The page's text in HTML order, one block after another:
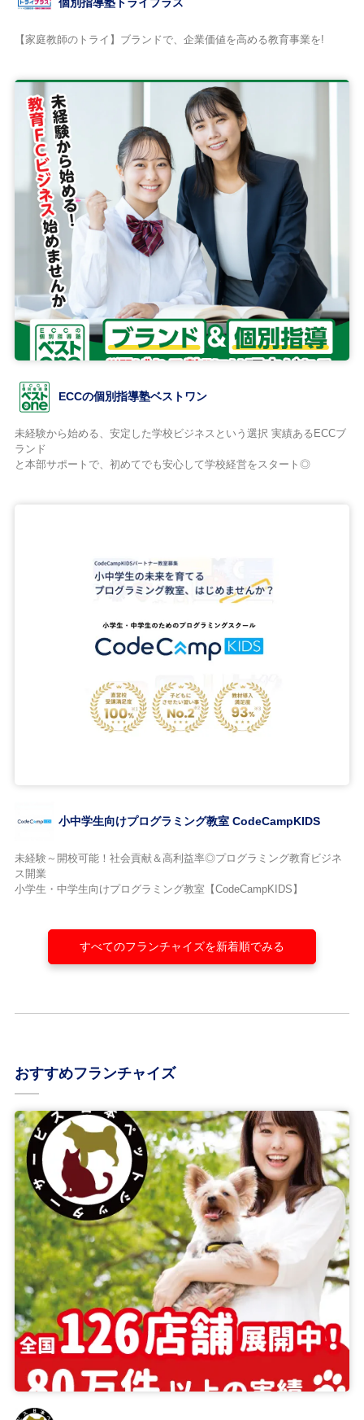
個別指導塾トライプラス
【家庭教師のトライ】ブランドで、企業価値を高める教育事業を!
ECCの個別指導塾ベストワン
未経験から始める、安定した学校ビジネスという選択 実績あるECCブ
ランド
と本部サポートで、初めてでも安心して学校経営をスタート◎
小中学生向けプログラミング教室 CodeCampKIDS
未経験～開校可能！社会貢献＆高利益率◎プログラミング教育ビジネ
ス開業
小学生・中学生向けプログラミング教室【CodeCampKIDS】
すべてのフランチャイズを新着順でみる
おすすめフランチャイズ